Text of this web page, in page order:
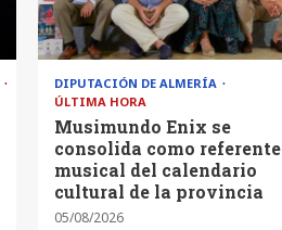
DIPUTACIÓN DE ALMERÍA
ÚLTIMA HORA
Musimundo Enix se
consolida como referente
musical del calendario
cultural de la provincia
05/08/2026